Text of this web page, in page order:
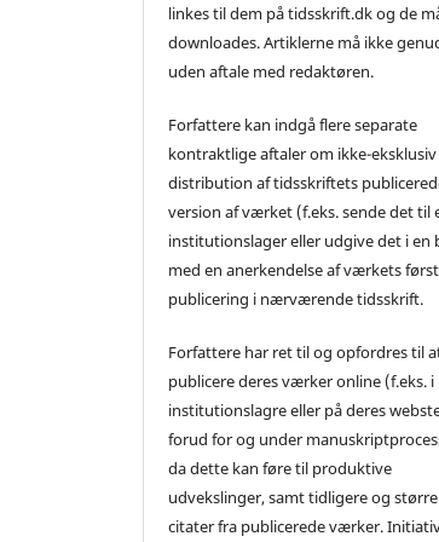
linkes til dem på tidsskrift.dk og de
downloades. Artiklerne må ikke
uden aftale med redaktøren.
Forfattere kan indgå flere separate
kontraktlige aftaler om ikke-eksklusiv
distribution af tidsskriftets
version af værket (f.eks. sende det til
institutionslager eller udgive det i en
med en anerkendelse af værkets
publicering i nærværende tidsskrift.
Forfattere har ret til og opfordres til
publicere deres værker online (f.eks. i
institutionslagre eller på deres
forud for og under
da dette kan føre til produktive
udvekslinger, samt tidligere og større
citater fra publicerede værker.